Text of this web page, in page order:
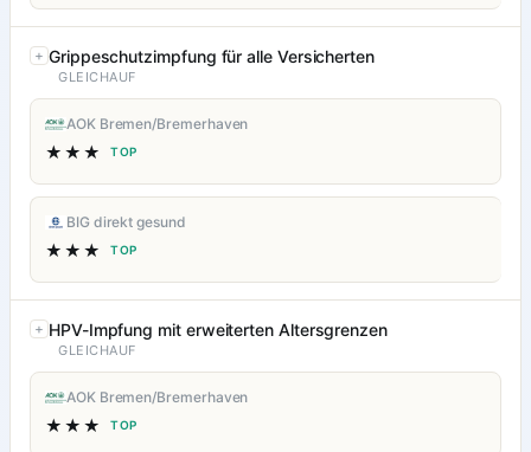
Grippeschutzimpfung für alle Versicherten
GLEICHAUF
AOK Bremen/Bremerhaven
★★★ TOP
BIG direkt gesund
★★★ TOP
HPV-Impfung mit erweiterten Altersgrenzen
GLEICHAUF
AOK Bremen/Bremerhaven
★★★ TOP